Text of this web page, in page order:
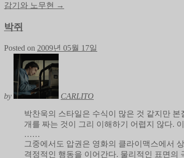
감기와 노무현 →
박쥐
Posted on 2009년 05월 17일
by CARLITO
박찬욱의 스타일은 수식이 많은 것 같지만
개를 짜는 것이 그리 이해하기 어렵지 않다.
……
그중에서도 압권은 영화의 클라이맥스에서
격정적인 행동을 이어간다. 물리적인 표면의